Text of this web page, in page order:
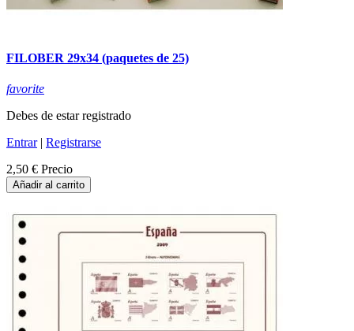
FILOBER 29x34 (paquetes de 25)
favorite
Debes de estar registrado
Entrar| Registrarse
2,50 € Precio
Añadir al carrito